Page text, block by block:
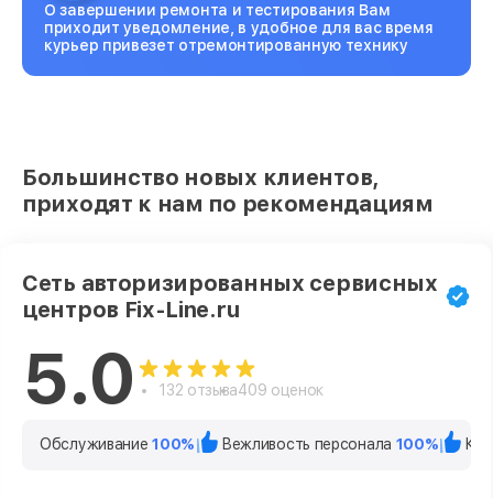
О завершении ремонта и тестирования Вам
приходит уведомление, в удобное для вас время
курьер привезет отремонтированную технику
Большинство новых клиентов,
приходят к нам по рекомендациям
Сеть авторизированных сервисных
центров Fix-Line.ru
5.0 132 отзыва409 оценок
Обслуживание100% Вежливость персонала 100%